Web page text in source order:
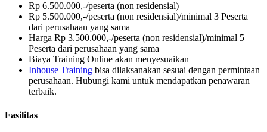
Rp 6.500.000,-/peserta (non residensial)
Rp 5.500.000,-/peserta (non residensial)/minimal 3 Peserta
dari perusahaan yang sama
Harga Rp 3.500.000,-/peserta (non residensial)/minimal 5
Peserta dari perusahaan yang sama
Biaya Training Online akan menyesuaikan
Inhouse Training bisa dilaksanakan sesuai dengan permintaan
perusahaan. Hubungi kami untuk mendapatkan penawaran
terbaik.
Fasilitas